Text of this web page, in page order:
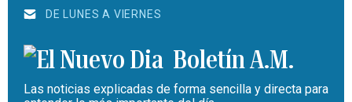
DE LUNES A VIERNES
Boletín A.M.
Las noticias explicadas de forma sencilla y directa para